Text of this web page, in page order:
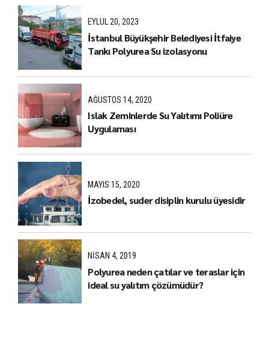
EYLÜL 20, 2023
İstanbul Büyükşehir Belediyesi İtfaiye
Tankı Polyurea Su izolasyonu
AĞUSTOS 14, 2020
Islak Zeminlerde Su Yalıtımı Poliüre
Uygulaması
MAYIS 15, 2020
İzobedel, suder disiplin kurulu üyesidir
NISAN 4, 2019
Polyurea neden çatılar ve teraslar için
ideal su yalıtım çözümüdür?